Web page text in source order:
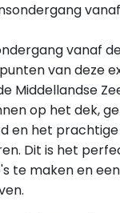
vanaf
van deze
Middellandse
op het dek,
en het
Dit is het
te maken en